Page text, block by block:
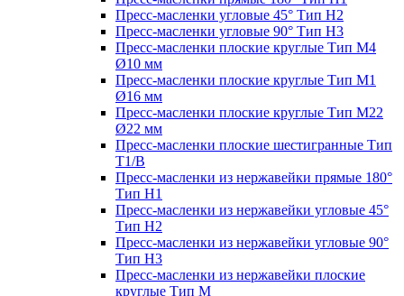
Пресс-масленки угловые 45° Тип H2
Пресс-масленки угловые 90° Тип H3
Пресс-масленки плоские круглые Тип M4
Ø10 мм
Пресс-масленки плоские круглые Тип M1
Ø16 мм
Пресс-масленки плоские круглые Тип M22
Ø22 мм
Пресс-масленки плоские шестигранные Тип
T1/B
Пресс-масленки из нержавейки прямые 180°
Тип H1
Пресс-масленки из нержавейки угловые 45°
Тип H2
Пресс-масленки из нержавейки угловые 90°
Тип H3
Пресс-масленки из нержавейки плоские
круглые Тип M